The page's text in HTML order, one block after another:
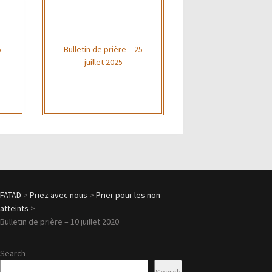
Bulletin de prière – 25
juillet 2025
FATAD >Priez avec nous >Prier pour les non-
atteints >
Bulletin de prière – 10 juillet 2020
Search